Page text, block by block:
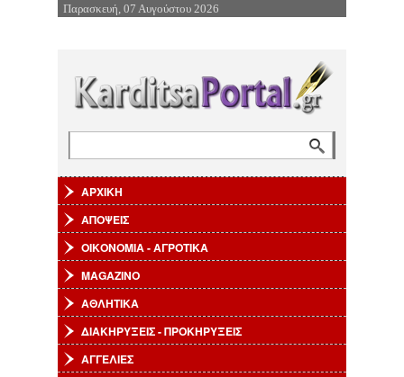
Επιστροφή στην Πλοήγηση
Παρασκευή, 07 Αυγούστου 2026
ΑΡΧΙΚΗ
ΑΠΟΨΕΙΣ
ΟΙΚΟΝΟΜΙΑ - ΑΓΡΟΤΙΚΑ
MAGAZINO
ΑΘΛΗΤΙΚΑ
ΔΙΑΚΗΡΥΞΕΙΣ - ΠΡΟΚΗΡΥΞΕΙΣ
ΑΓΓΕΛΙΕΣ